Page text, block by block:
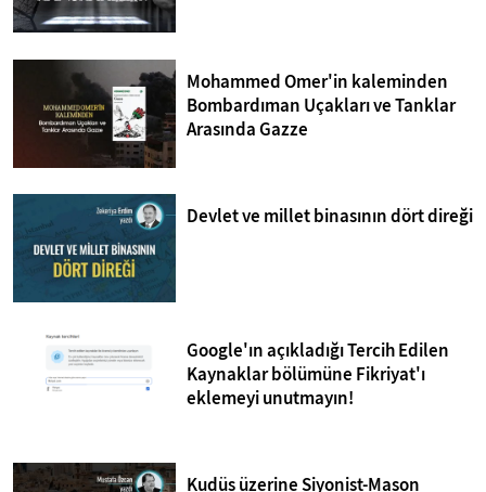
Mohammed Omer'in kaleminden
Bombardıman Uçakları ve Tanklar
Arasında Gazze
Devlet ve millet binasının dört direği
Google'ın açıkladığı Tercih Edilen
Kaynaklar bölümüne Fikriyat'ı
eklemeyi unutmayın!
Kudüs üzerine Siyonist-Mason